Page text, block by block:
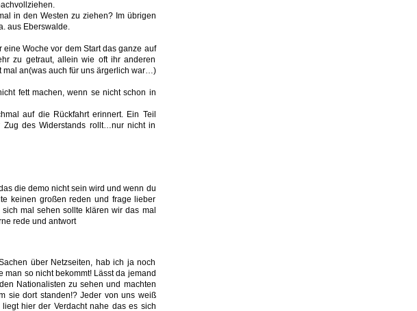
in den Westen zu ziehen? Im übrigen
aus Eberswalde.
Woche vor dem Start das ganze auf
zu getraut, allein wie oft ihr anderen
mal an(was auch für uns ärgerlich war…)
fett machen, wenn se nicht schon in
auf die Rückfahrt erinnert. Ein Teil
des Widerstands rollt…nur nicht in
die demo nicht sein wird und wenn du
keinen großen reden und frage lieber
mal sehen sollte klären wir das mal
rede und antwort
über Netzseiten, hab ich ja noch
man so nicht bekommt! Lässt da jemand
Nationalisten zu sehen und machten
sie dort standen!? Jeder von uns weiß
hier der Verdacht nahe das es sich